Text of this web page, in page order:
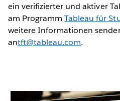
ein verifizierter und aktiver
am ProgrammTableau für
weitere Informationen
antft@tableau.com.